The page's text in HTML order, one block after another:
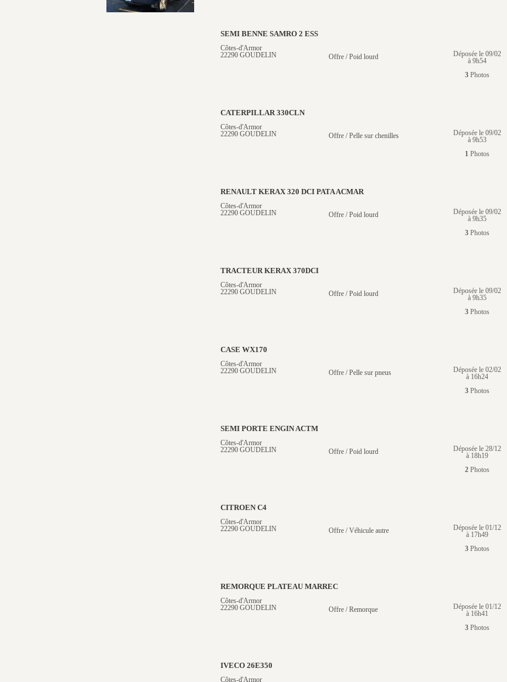
SEMI BENNE SAMRO 2 ESS
Côtes-d'Armor
22290 GOUDELIN
Offre / Poid lourd
Déposée le 09/02
à 9h54
3 Photos
CATERPILLAR 330CLN
Côtes-d'Armor
22290 GOUDELIN
Offre / Pelle sur chenilles
Déposée le 09/02
à 9h53
1 Photos
RENAULT KERAX 320 DCI PATA ACMAR
Côtes-d'Armor
22290 GOUDELIN
Offre / Poid lourd
Déposée le 09/02
à 9h35
3 Photos
TRACTEUR KERAX 370DCI
Côtes-d'Armor
22290 GOUDELIN
Offre / Poid lourd
Déposée le 09/02
à 9h35
3 Photos
CASE WX170
Côtes-d'Armor
22290 GOUDELIN
Offre / Pelle sur pneus
Déposée le 02/02
à 16h24
3 Photos
SEMI PORTE ENGIN ACTM
Côtes-d'Armor
22290 GOUDELIN
Offre / Poid lourd
Déposée le 28/12
à 18h19
2 Photos
CITROEN C4
Côtes-d'Armor
22290 GOUDELIN
Offre / Véhicule autre
Déposée le 01/12
à 17h49
3 Photos
REMORQUE PLATEAU MARREC
Côtes-d'Armor
22290 GOUDELIN
Offre / Remorque
Déposée le 01/12
à 16h41
3 Photos
IVECO 26E350
Côtes-d'Armor